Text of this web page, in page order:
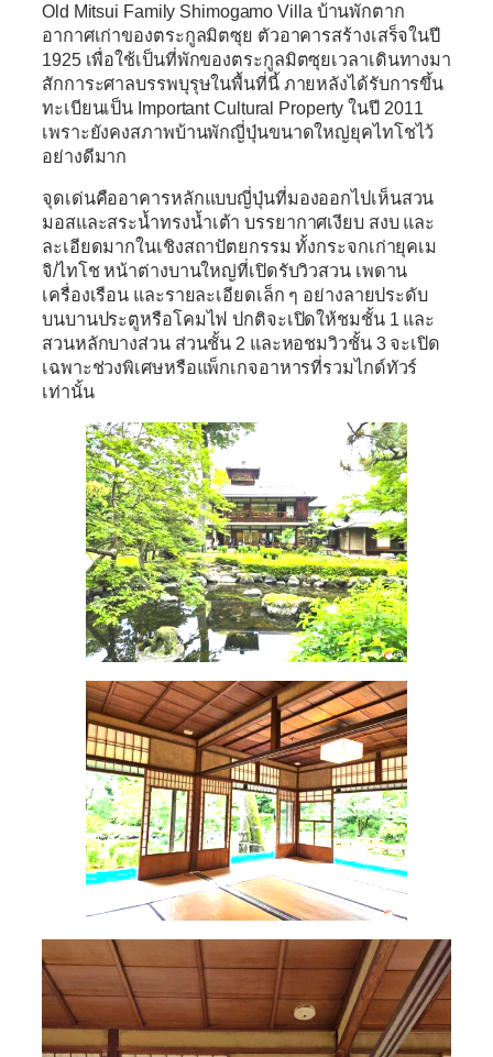
Old Mitsui Family Shimogamo Villa บ้านพักตาก
อากาศเก่าของตระกูลมิตซุย ตัวอาคารสร้างเสร็จในปี
1925เพื่อใช้เป็นที่พักของตระกูลมิตซุยเวลาเดินทางมา
สักการะศาลบรรพบุรุษในพื้นที่นี้ ภายหลังได้รับการขึ้น
ทะเบียนเป็น Important Cultural Property ในปี 2011
เพราะยังคงสภาพบ้านพักญี่ปุ่นขนาดใหญ่ยุคไทโชไว้
อย่างดีมาก
จุดเด่นคืออาคารหลักแบบญี่ปุ่นที่มองออกไปเห็นสวน
มอสและสระน้ำทรงน้ำเต้า บรรยากาศเงียบ สงบ และ
ละเอียดมากในเชิงสถาปัตยกรรม ทั้งกระจกเก่ายุคเม
จิ/ไทโช หน้าต่างบานใหญ่ที่เปิดรับวิวสวน เพดาน
เครื่องเรือน และรายละเอียดเล็ก ๆ อย่างลายประดับ
บนบานประตูหรือโคมไฟ ปกติจะเปิดให้ชมชั้น 1 และ
สวนหลักบางส่วน ส่วนชั้น 2 และหอชมวิวชั้น 3 จะเปิด
เฉพาะช่วงพิเศษหรือแพ็กเกจอาหารที่รวมไกด์ทัวร์
เท่านั้น